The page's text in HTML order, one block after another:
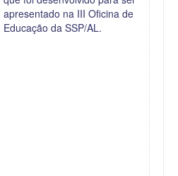
apresentado na III Oficina de
Educação da SSP/AL.